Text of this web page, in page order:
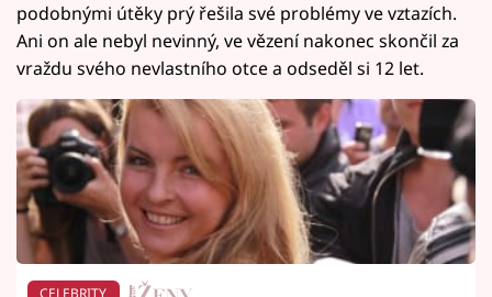
podobnými útěky prý řešila své problémy ve vztazích.
Ani on ale nebyl nevinný, ve vězení nakonec skončil za
vraždu svého nevlastního otce a odseděl si 12 let.
CELEBRITY